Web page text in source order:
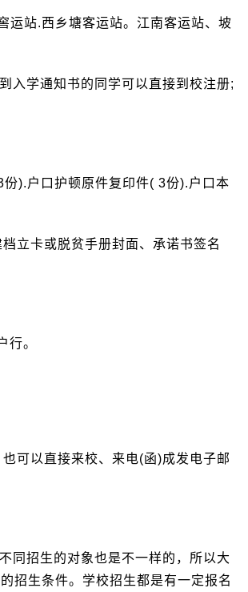
运站.西乡塘客运站。江南客运站、坡
入学通知书的同学可以直接到校注册;
).户口护顿原件复印件( 3份).户口本
立卡或脱贫手册封面、承诺书签名
行。
可以直接来校、来电(函)成发电子邮
同招生的对象也是不一样的，所以大
招生条件。学校招生都是有一定报名